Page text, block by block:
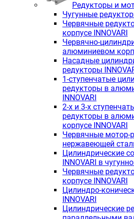
Редукторы и
Чугунные
Червячные
корпусе INNOVARI
Червячно-
алюминиевом
Насадные
редукторы
1-ступенчатые
редукторы в
INNOVARI
2-х и 3-х
редукторы в
корпусе INNOVARI
Червячные мотор-
нержавеющей
Цилиндрические
INNOVARI в
Червячные
корпусе INNOVARI
Цилиндро-
INNOVARI
Цилиндрические